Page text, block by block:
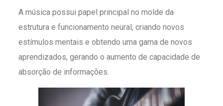
A música possui papel principal no molde da
estrutura e funcionamento neural, criando novos
estímulos mentais e obtendo uma gama de novos
aprendizados, gerando o aumento de capacidade de
absorção de informações.